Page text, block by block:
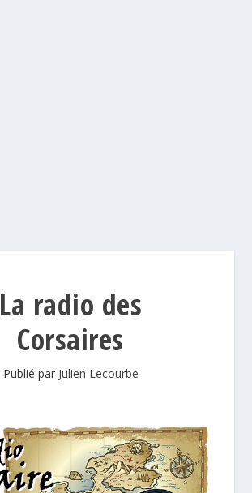
La radio des
Corsaires
Publié par Julien Lecourbe